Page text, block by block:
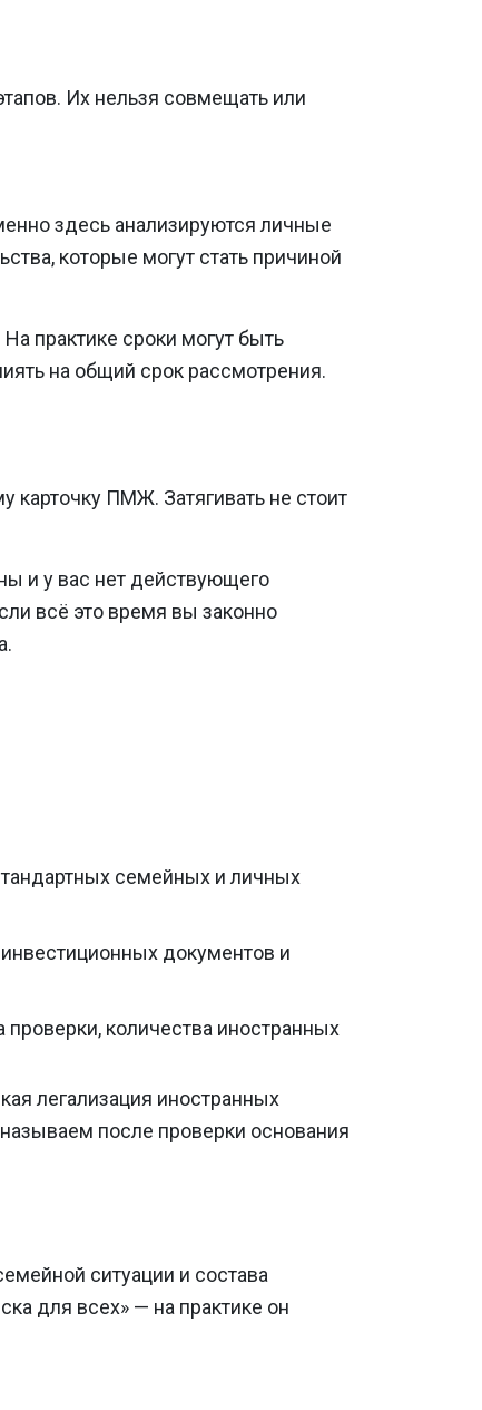
Их нельзя совмещать или
здесь анализируются личные
которые могут стать причиной
практике сроки могут быть
на общий срок рассмотрения.
карточку ПМЖ. Затягивать не стоит
и у вас нет действующего
всё это время вы законно
семейных и личных
документов и
количества иностранных
легализация иностранных
после проверки основания
ситуации и состава
для всех» — на практике он